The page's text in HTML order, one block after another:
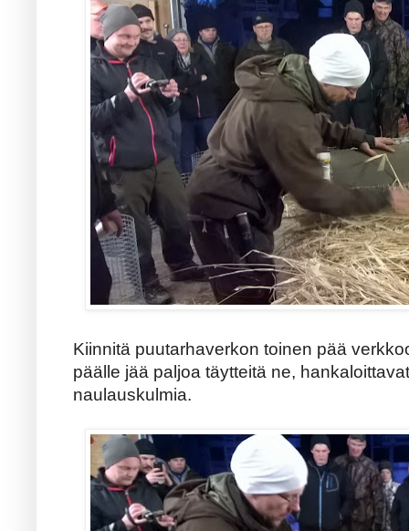
Kiinnitä puutarhaverkon toinen pää
päälle jää paljoa täytteitä ne,
naulauskulmia.